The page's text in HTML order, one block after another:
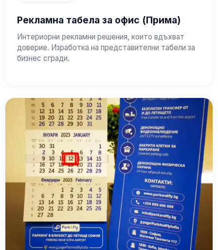
Рекламна табела за офис (Прима)
Интериорни рекламни решения, които вдъхват
доверие. Изработка на представителни табели за
бизнес сгради.